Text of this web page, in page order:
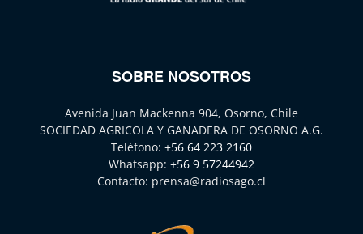
SOBRE NOSOTROS
Avenida Juan Mackenna 904, Osorno, Chile
SOCIEDAD AGRICOLA Y GANADERA DE OSORNO A.G.
Teléfono: +56 64 223 2160
Whatsapp: +56 9 57244942
Contacto: prensa@radiosago.cl